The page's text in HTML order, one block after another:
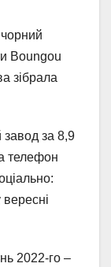
Boungou
зібрала
завод за 8,9
телефон
вересні
2022-го –